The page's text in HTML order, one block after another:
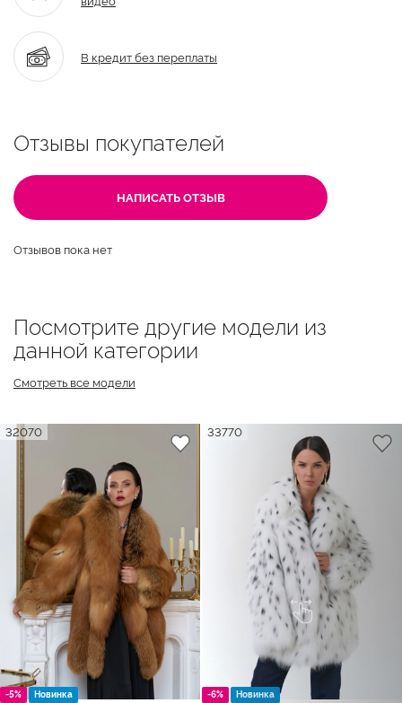
В кредит без переплаты
Отзывы покупателей
НАПИСАТЬ ОТЗЫВ
Отзывов пока нет
Посмотрите другие модели из
данной категории
Смотреть все модели
-5% Новинка
32070
-6% Новинка
33770